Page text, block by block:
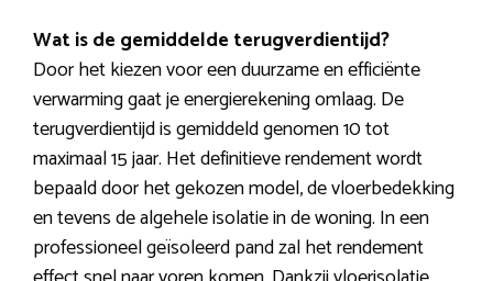
Wat is de gemiddelde terugverdientijd?
Door het kiezen voor een duurzame en efficiënte
verwarming gaat je energierekening omlaag. De
terugverdientijd is gemiddeld genomen 10 tot
maximaal 15 jaar. Het definitieve rendement wordt
bepaald door het gekozen model, de vloerbedekking
en tevens de algehele isolatie in de woning. In een
professioneel geïsoleerd pand zal het rendement